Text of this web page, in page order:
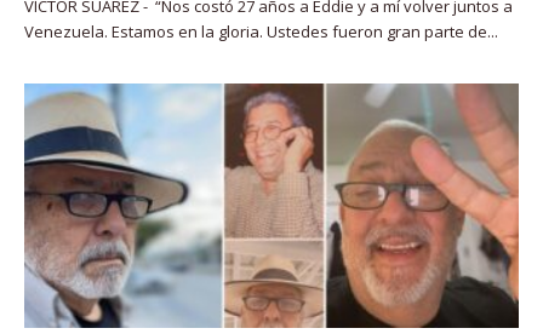
VÍCTOR SUÁREZ - “Nos costó 27 años a Eddie y a mí volver juntos a
Venezuela. Estamos en la gloria. Ustedes fueron gran parte de...